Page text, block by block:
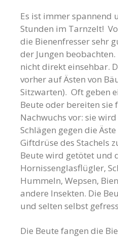
Es ist immer spannend
Stunden im Tarnzelt!
die Bienenfresser sehr
der Jungen
nicht direkt einsehbar.
vorher auf Ästen von
Sitzwarten). Oft geben
Beute oder bereiten sie
Nachwuchs vor: sie
Schlägen gegen die
Giftdrüse des Stachels
Beute wird getötet und
Hornissenglasflügler,
Hummeln, Wepsen,
andere Insekten. Die
und selten selbst
Die Beute fangen die